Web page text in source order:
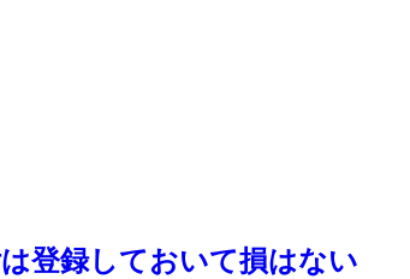
登録しておいて損はない